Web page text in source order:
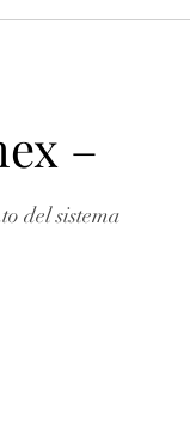
–
del sistema